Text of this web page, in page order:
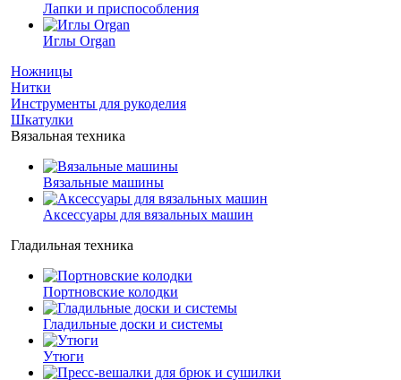
Лапки и приспособления
Иглы Organ
Ножницы
Нитки
Инструменты для рукоделия
Шкатулки
Вязальная техника
Вязальные машины
Аксессуары для вязальных машин
Гладильная техника
Портновские колодки
Гладильные доски и системы
Утюги